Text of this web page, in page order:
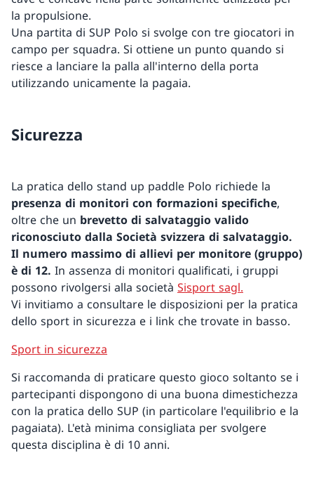
la propulsione.
Una partita di SUP Polo si svolge con tre giocatori in
campo per squadra. Si ottiene un punto quando si
riesce a lanciare la palla all'interno della porta
utilizzando unicamente la pagaia.
Sicurezza
La pratica dello stand up paddle Polo richiede la
presenza di monitori con formazioni specifiche,
oltre che un brevetto di salvataggio valido
riconosciuto dalla Società svizzera di salvataggio.
Il numero massimo di allievi per monitore (gruppo)
è di 12. In assenza di monitori qualificati, i gruppi
possono rivolgersi alla società Sisport sagl.
Vi invitiamo a consultare le disposizioni per la pratica
dello sport in sicurezza e i link che trovate in basso.
Sport in sicurezza
Si raccomanda di praticare questo gioco soltanto se i
partecipanti dispongono di una buona dimestichezza
con la pratica dello SUP (in particolare l'equilibrio e la
pagaiata). L'età minima consigliata per svolgere
questa disciplina è di 10 anni.